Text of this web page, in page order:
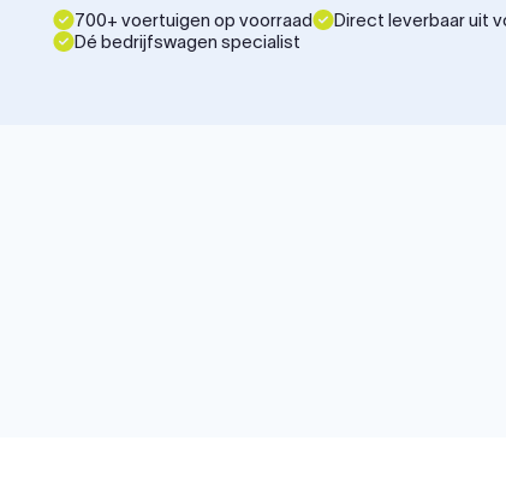
700+ voertuigen op voorraad
Direct leverbaar uit
Dé bedrijfswagen specialist